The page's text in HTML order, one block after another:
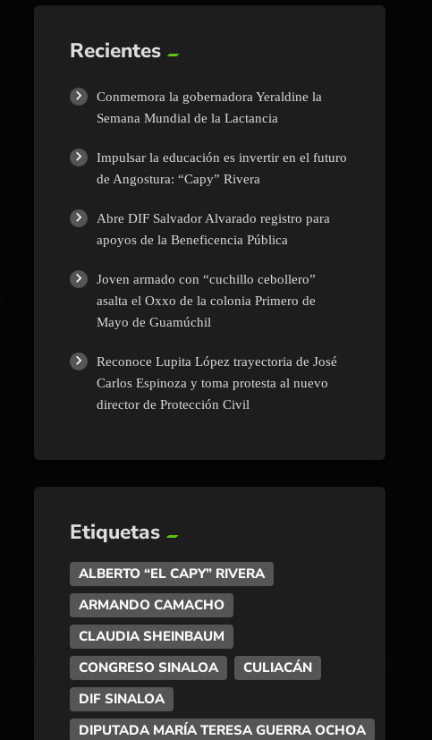
Recientes
Conmemora la gobernadora Yeraldine la
Semana Mundial de la Lactancia
Impulsar la educación es invertir en el futuro
de Angostura: “Capy” Rivera
Abre DIF Salvador Alvarado registro para
apoyos de la Beneficencia Pública
Joven armado con “cuchillo cebollero”
asalta el Oxxo de la colonia Primero de
Mayo de Guamúchil
Reconoce Lupita López trayectoria de José
Carlos Espinoza y toma protesta al nuevo
director de Protección Civil
Etiquetas
ALBERTO “EL CAPY” RIVERA
ARMANDO CAMACHO
CLAUDIA SHEINBAUM
CONGRESO SINALOA
CULIACÁN
DIF SINALOA
DIPUTADA MARÍA TERESA GUERRA OCHOA